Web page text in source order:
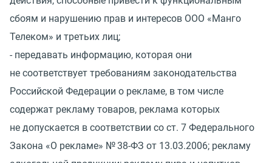
сбоям и нарушению прав и интересов ООО «Манго
Телеком» и третьих лиц;
- передавать информацию, которая они
не соответствует требованиям законодательства
Российской Федерации о рекламе, в том числе
содержат рекламу товаров, реклама которых
не допускается в соответствии со ст. 7 Федерального
Закона «О рекламе» № 38-ФЗ от 13.03.2006; рекламу